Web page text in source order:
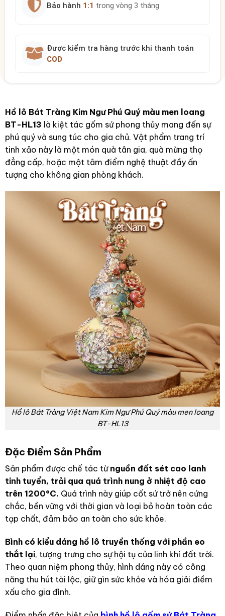
Bảo hành 1:1 trong vòng 3 tháng
Được kiểm tra hàng trước khi thanh toán
COD
Hồ lô Bát Tràng Kim Ngư Phú Quý màu men loang
BT-HL13 là kiệt tác gốm sứ phong thủy mang đến sự
phú quý và sung túc cho gia chủ. Vật phẩm trang trí
tinh xảo này là một món quà tân gia, quà mừng thọ
đẳng cấp, hoặc một tâm điểm nghệ thuật đầy ấn
tượng cho không gian phòng khách.
Hồ lô Bát Tràng Việt Nam Kim Ngư Phú Quý màu men loang
BT-HL13
Đặc Điểm Sản Phẩm
Sản phẩm được chế tác từ nguồn đất sét cao lanh
tinh tuyển, trải qua quá trình nung ở nhiệt độ cao
trên 1200°C. Quá trình này giúp cốt sứ trở nên cứng
chắc, bền vững với thời gian và loại bỏ hoàn toàn các
tạp chất, đảm bảo an toàn cho sức khỏe.
Bình có kiểu dáng hồ lô truyền thống với phần eo
thắt lại, tượng trưng cho sự hội tụ của linh khí đất trời.
Theo quan niệm phong thủy, hình dáng này có công
năng thu hút tài lộc, giữ gìn sức khỏe và hóa giải điềm
xấu cho gia đình.